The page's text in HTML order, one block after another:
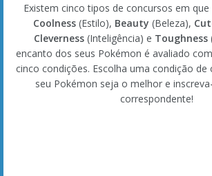
Existem cinco tipos de concursos em
Coolness (Estilo), Beauty (Beleza),
Cleverness(Inteligência) e Toughness
encanto dos seus Pokémon é avaliado
cinco condições. Escolha uma condição
seu Pokémon seja o melhor e
correspondente!